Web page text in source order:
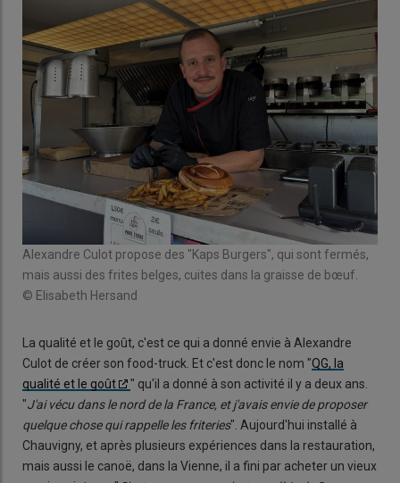
Alexandre Culot propose des "Kaps Burgers", qui sont fermés,
mais aussi des frites belges, cuites dans la graisse de bœuf.
© Elisabeth Hersand
La qualité et le goût, c'est ce qui a donné envie à Alexandre
Culot de créer son food-truck. Et c'est donc le nom "QG, la
qualité et le goût
" qu'il a donné à son activité il y a deux ans.
"J'ai vécu dans le nord de la France, et j'avais envie de proposer
quelque chose qui rappelle les friteries". Aujourd'hui installé à
Chauvigny, et après plusieurs expériences dans la restauration,
mais aussi le canoë, dans la Vienne, il a fini par acheter un vieux